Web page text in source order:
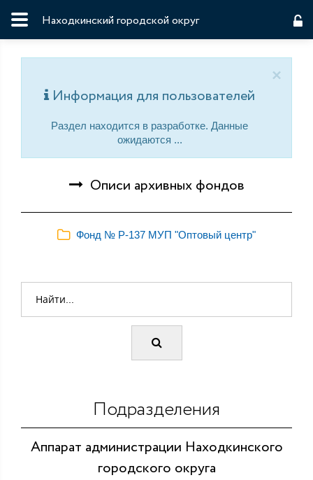
Находкинский городской округ
×
Информация для пользователей
Раздел находится в разработке. Данные
ожидаются ...
Описи архивных фондов
Фонд № Р-137 МУП "Оптовый центр"
Подразделения
Аппарат администрации Находкинского
городского округа